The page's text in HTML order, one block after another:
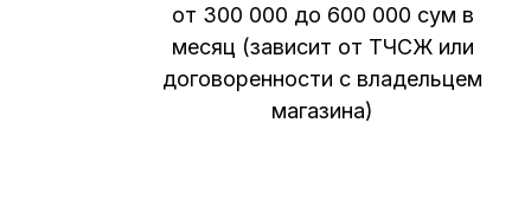
от 300 000 до 600 000 сум в
месяц (зависит от ТЧСЖ или
договоренности с владельцем
магазина)